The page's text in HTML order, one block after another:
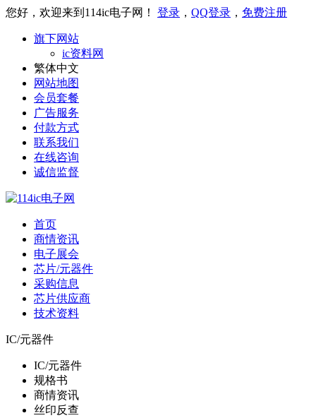
您好，欢迎来到114ic电子网！ 登录 ， QQ登录 ， 免费注册
旗下网站
ic资料网
繁体中文
网站地图
会员套餐
广告服务
付款方式
联系我们
在线咨询
诚信监督
首页
商情资讯
电子展会
芯片/元器件
采购信息
芯片供应商
技术资料
IC/元器件
IC/元器件
规格书
商情资讯
丝印反查